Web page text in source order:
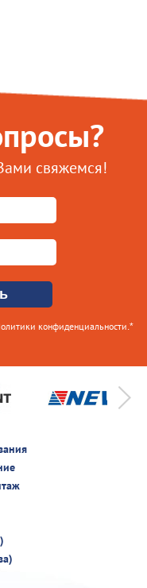
свяжемся!
конфиденциальности .*